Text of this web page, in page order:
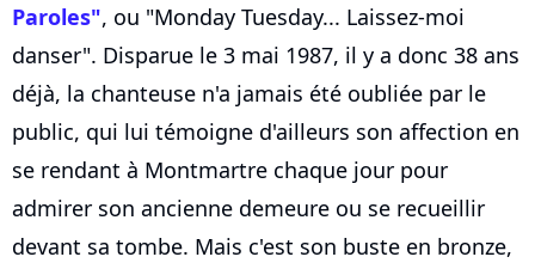
Paroles", ou "Monday Tuesday... Laissez-moi
danser". Disparue le 3 mai 1987, il y a donc 38 ans
déjà, la chanteuse n'a jamais été oubliée par le
public, qui lui témoigne d'ailleurs son affection en
se rendant à Montmartre chaque jour pour
admirer son ancienne demeure ou se recueillir
devant sa tombe. Mais c'est son buste en bronze,